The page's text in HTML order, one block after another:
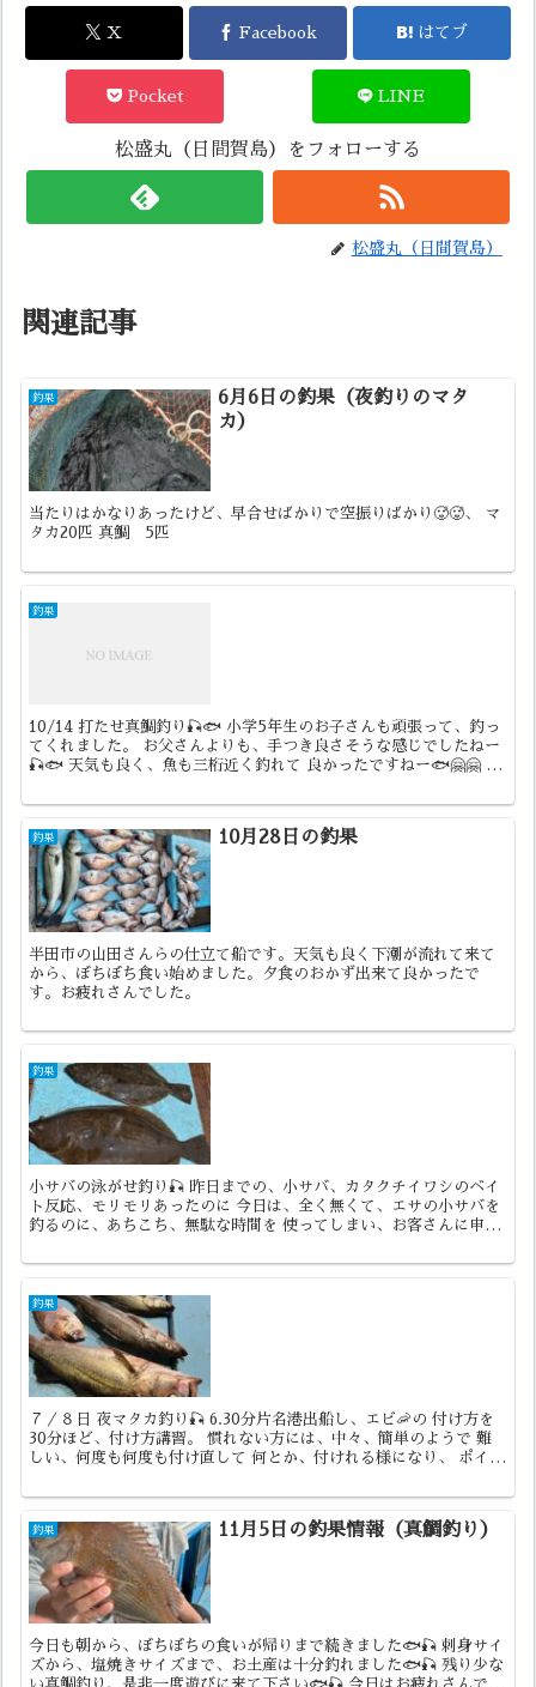
X Facebook はてブ
Pocket LINE
松盛丸（日間賀島）をフォローする
松盛丸（日間賀島）
関連記事
釣果
6月6日の釣果（夜釣りのマタ
カ）
当たりはかなりあったけど、早合せばかりで空振りばかり🥵🥵、 マ
タカ20匹 真鯛 5匹
釣果
10/14 打たせ真鯛釣り🎣🐟 小学5年生のお子さんも頑張って、釣っ
てくれました。 お父さんよりも、手つき良さそうな感じでしたねー
🎣🐟 天気も良く、魚も三桁近く釣れて 良かったですねー🐟🤗🤗 あ
釣果 10月28日の釣果
半田市の山田さんらの仕立て船です。天気も良く下潮が流れて来て
から、ぼちぼち食い始めました。夕食のおかず出来て良かったで
す。お疲れさんでした。
釣果
小サバの泳がせ釣り🎣 昨日までの、小サバ、カタクチイワシのベイ
ト反応、モリモリあったのに 今日は、全く無くて、エサの小サバを
釣るのに、あちこち、無駄な時間を 使ってしまい、お客さんに申し
釣果
７／８日 夜マタカ釣り🎣 6.30分片名港出船し、エビ🦐の 付け方を
30分ほど、付け方講習。 慣れない方には、中々、簡単のようで 難
しい、何度も何度も付け直して 何とか、付けれる様になり、 ポイン
釣果 11月5日の釣果情報（真鯛釣り）
今日も朝から、ぼちぼちの食いが帰りまで続きました🐟🎣 刺身サイ
ズから、塩焼きサイズまで、お土産は十分釣れました🐟🎣 残り少な